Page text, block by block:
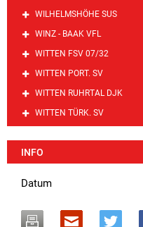
WILHELMSHÖHE SUS
WINZ - BAAK VFL
WITTEN FSV 07/32
WITTEN PORT. SV
WITTEN RUHRTAL DJK
WITTEN TÜRK. SV
INFO
Datum